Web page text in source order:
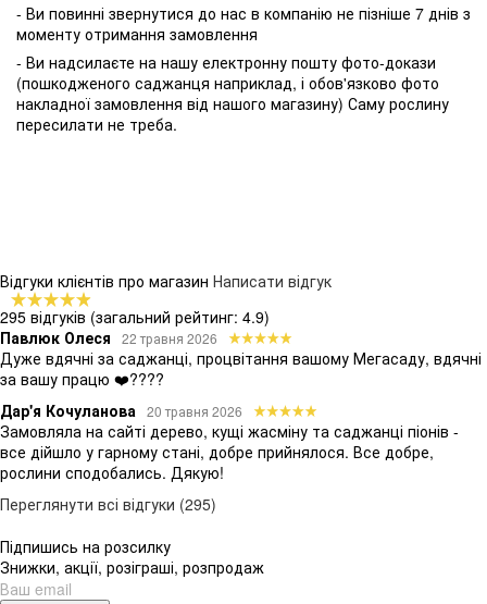
- Ви повинні звернутися до нас в компанію не пізніше 7 днів з
моменту отримання замовлення
- Ви надсилаєте на нашу електронну пошту фото-докази
(пошкодженого саджанця наприклад, і обов'язково фото
накладної замовлення від нашого магазину) Саму рослину
пересилати не треба.
Відгуки клієнтів про магазин Написати відгук
295 відгуків (загальний рейтинг: 4.9)
Павлюк Олеся
22 травня 2026
Дуже вдячні за саджанці, процвітання вашому Мегасаду, вдячні
за вашу працю ❤️????
Дар'я Кочуланова
20 травня 2026
Замовляла на сайті дерево, кущі жасміну та саджанці піонів -
все дійшло у гарному стані, добре прийнялося. Все добре,
рослини сподобались. Дякую!
Переглянути всі відгуки (295)
Підпишись на розсилку
Знижки, акції, розіграші, розпродаж